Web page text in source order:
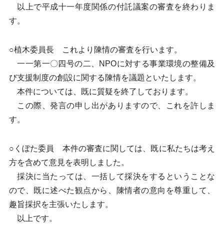
以上で平成十一年度関係の付託議案の審査を終わりま
す。
○植木委員長 これより陳情の審査を行います。
一一第一〇四号の二、NPOに対する事業環境の整備及
び支援制度の創設に関する陳情を議題といたします。
本件については、既に質疑を終了しております。
この際、発言の申し出がありますので、これを許しま
す。
○くぼた委員 本件の審査に関しては、既に私たちは考え
方を含めて意見を表明しました。
採決に当たっては、一括して採決をするということな
ので、既に述べた観点から、陳情者の意向を尊重して、
趣旨採択を主張いたします。
以上です。